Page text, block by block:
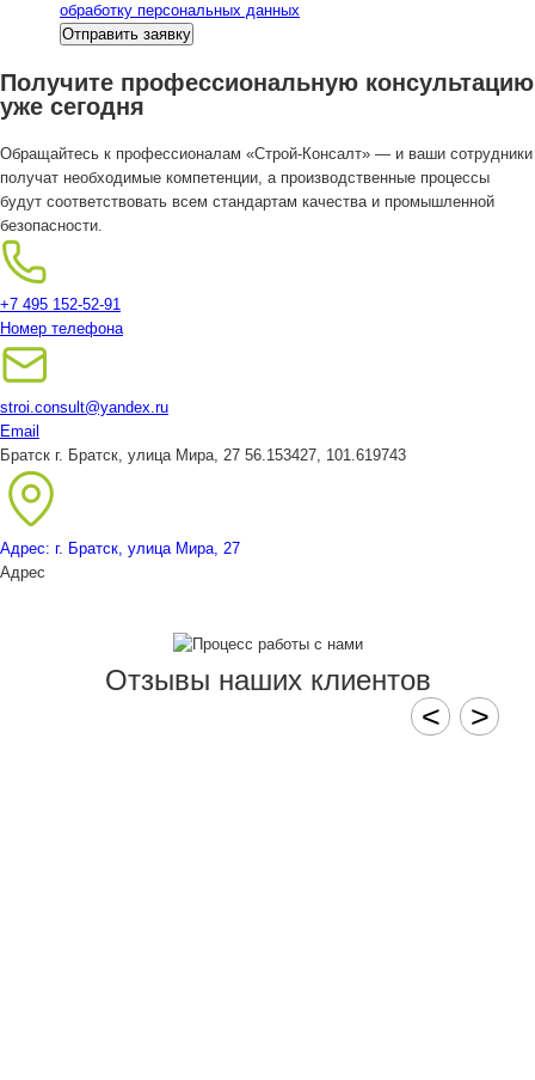
обработку персональных данных
Получите профессиональную консультацию
уже сегодня
Обращайтесь к профессионалам «Строй-Консалт» — и ваши сотрудники
получат необходимые компетенции, а производственные процессы
будут соответствовать всем стандартам качества и промышленной
безопасности.
+7 495 152-52-91
Номер телефона
stroi.consult@yandex.ru
Email
Братск г. Братск, улица Мира, 27 56.153427, 101.619743
Адрес: г. Братск, улица Мира, 27
Адрес
Отзывы наших клиентов
< >